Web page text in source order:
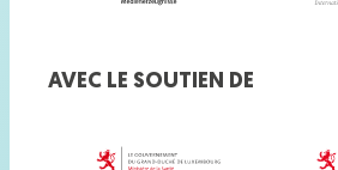
AVEC LE SOUTIEN DE